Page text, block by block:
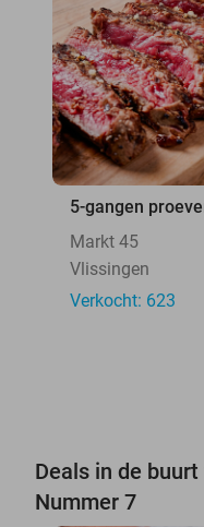
5-gangen
Markt 45
Vlissingen
Verkocht: 623
Deals in de
Nummer 7